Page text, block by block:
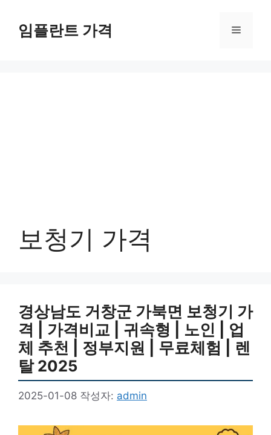
임플란트 가격 메
보청기 가격
경상남도 거창군 가북면 보청기 가
격 | 가격비교 | 귀속형 | 노인 | 업
체 추천 | 정부지원 | 무료체험 | 렌
탈 2025
2025-01-08 작성자: admin